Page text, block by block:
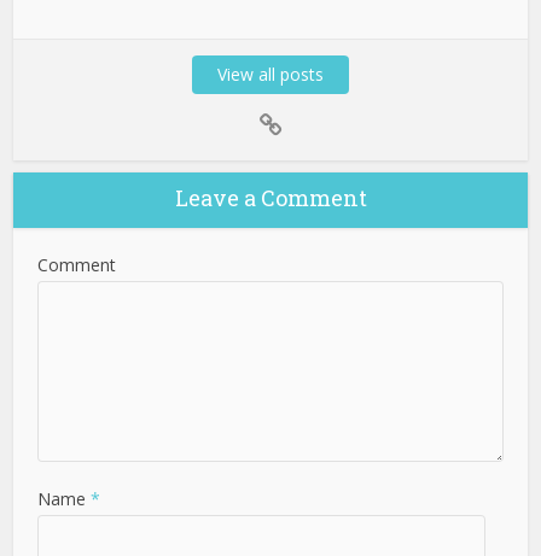
View all posts
Leave a Comment
Comment
Name *